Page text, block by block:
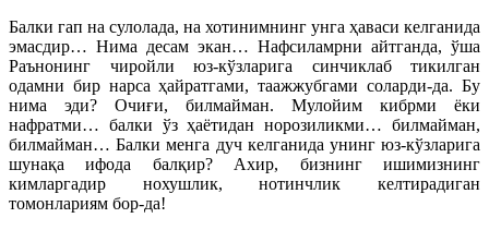
Балки гап на сулолада, на хотинимнинг унга ҳаваси келганида
эмасдир… Нима десам экан… Нафсиламрни айтганда, ўша
Раънонинг чиройли юз-кўзларига синчиклаб тикилган
одамни бир нарса ҳайратгами, таажжубгами соларди-да. Бу
нима эди? Очиғи, билмайман. Мулойим кибрми ёки
нафратми… балки ўз ҳаётидан норозиликми… билмайман,
билмайман… Балки менга дуч келганида унинг юз-кўзларига
шунақа ифода балқир? Ахир, бизнинг ишимизнинг
кимларгадир нохушлик, нотинчлик келтирадиган
томонлариям бор-да!